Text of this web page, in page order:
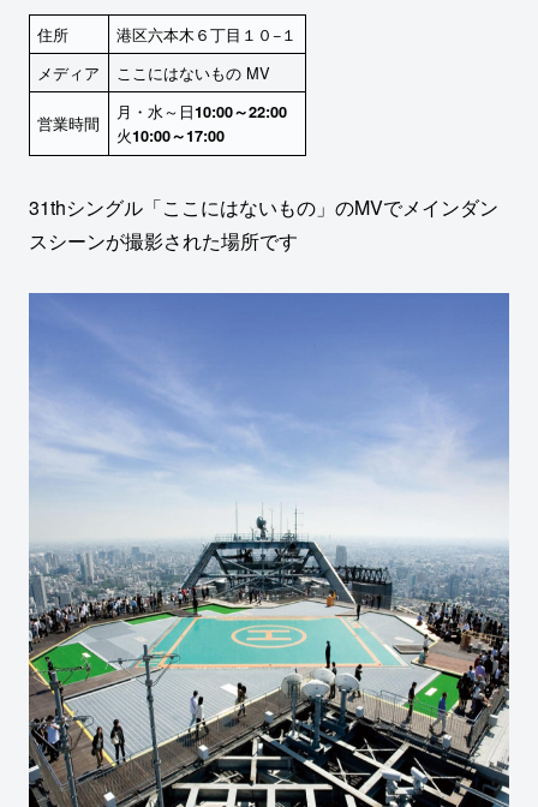
住所
港区六本木６丁目１０−１
メディア
ここにはないもの MV
営業時間
月・水～日10:00～22:00
火10:00～17:00
31thシングル「ここにはないもの」のMVでメインダン
スシーンが撮影された場所です